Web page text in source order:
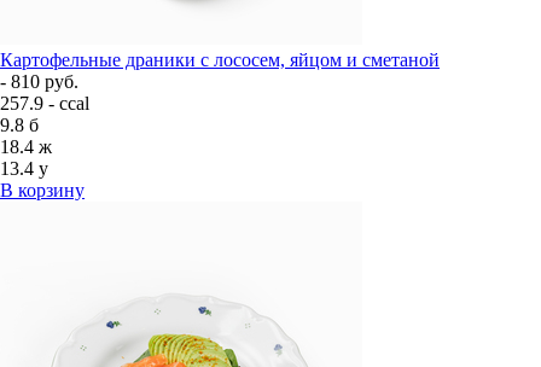
Картофельные драники с лососем, яйцом и сметаной
- 810 руб.
257.9 - ccal
9.8 б
18.4 ж
13.4 у
В корзину